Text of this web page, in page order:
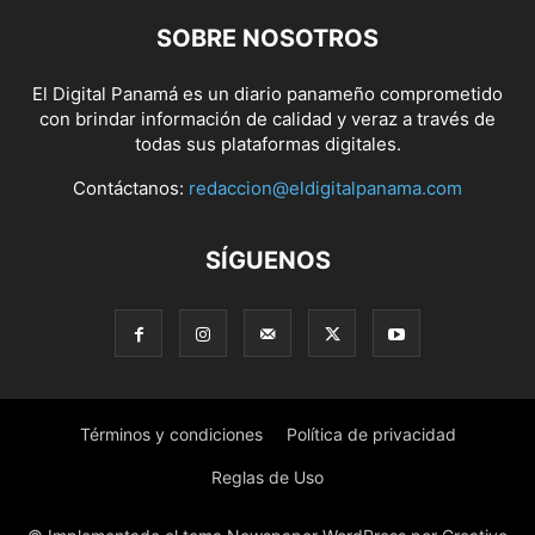
SOBRE NOSOTROS
El Digital Panamá es un diario panameño comprometido
con brindar información de calidad y veraz a través de
todas sus plataformas digitales.
Contáctanos: redaccion@eldigitalpanama.com
SÍGUENOS
Términos y condiciones Política de privacidad
Reglas de Uso